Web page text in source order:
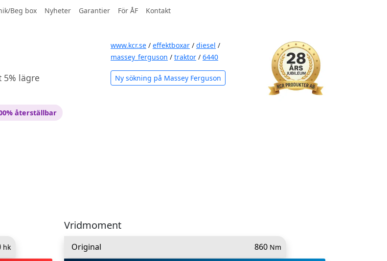
Beg box Nyheter Garantier För ÅF Kontakt
5% lägre
återställbar
www.kcr.se / effektboxar / diesel /
massey_ferguson / traktor / 6440
Ny sökning på Massey Ferguson
hk
Vridmoment
Original 860 Nm